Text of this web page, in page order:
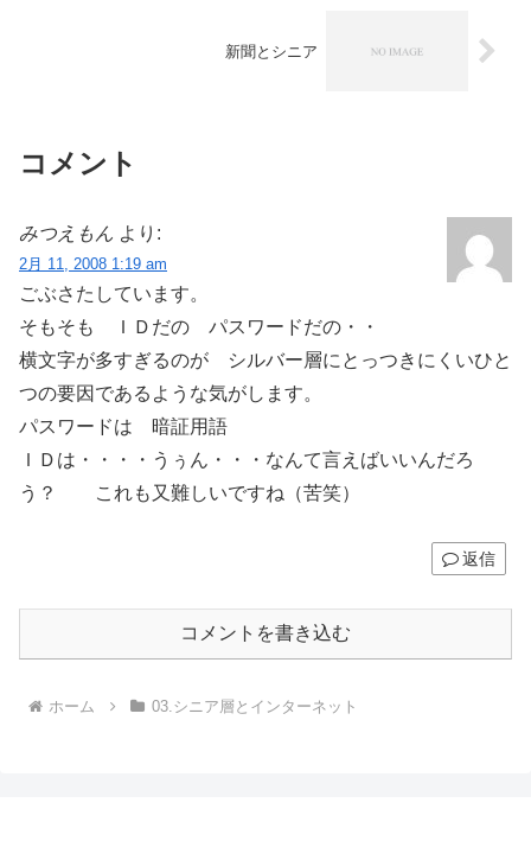
新聞とシニア
コメント
みつえもん より:
2月 11, 2008 1:19 am
ごぶさたしています。
そもそも ＩＤだの パスワードだの・・
横文字が多すぎるのが シルバー層にとっつきにくいひと
つの要因であるような気がします。
パスワードは 暗証用語
ＩＤは・・・・うぅん・・・なんて言えばいいんだろ
う？ これも又難しいですね（苦笑）
返信
コメントを書き込む
ホーム 03.シニア層とインターネット